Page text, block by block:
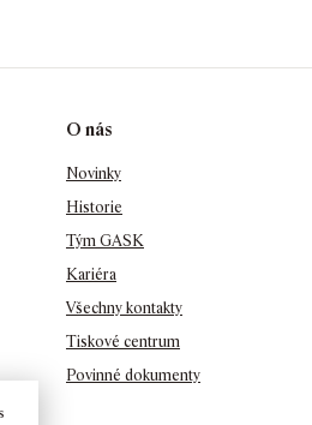
O nás
Novinky
Historie
Tým GASK
Kariéra
Všechny kontakty
Tiskové centrum
Povinné dokumenty